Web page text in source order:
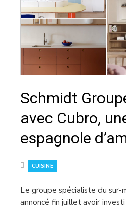
Schmidt
avec Cubro,
espagnole
CUISINE
Le groupe spécialiste du sur-
annoncé fin juillet avoir